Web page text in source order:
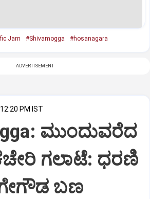
Jam #Shivamogga #hosanagara
ADVERTISEMENT
PM IST
ಮುಂದುವರೆದ
ಗಲಾಟೆ: ಧರಣಿ
ಬಣ